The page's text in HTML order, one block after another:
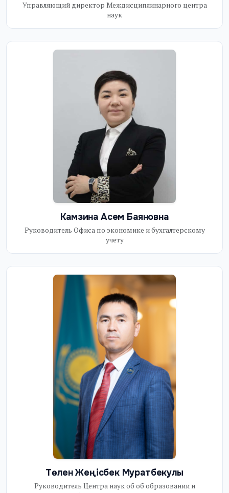
Управляющий директор Междисциплинарного центра
наук
Камзина Асем Баяновна
Руководитель Офиса по экономике и бухгалтерскому
учету
Төлен Жeңісбек Муратбекулы
Руководитель Центра наук об об образовании и